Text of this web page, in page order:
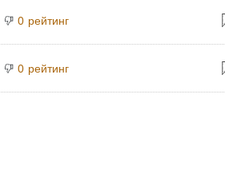
0 рейтинг
0 рейтинг